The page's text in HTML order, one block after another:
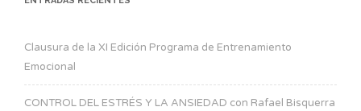
Clausura de la XI Edición Programa de Entrenamiento
Emocional
CONTROL DEL ESTRÉS Y LA ANSIEDAD con Rafael Bisquerra